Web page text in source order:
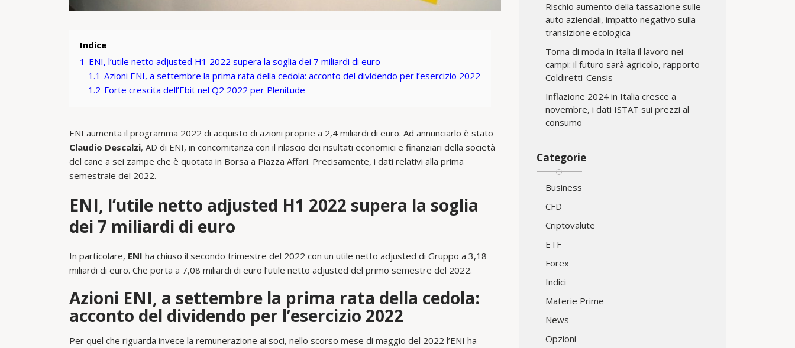
Indice
1 ENI, l’utile netto adjusted H1 2022 supera la soglia dei 7 miliardi di euro
1.1 Azioni ENI, a settembre la prima rata della cedola: acconto del dividendo per l’esercizio 2022
1.2 Forte crescita dell’Ebit nel Q2 2022 per Plenitude
ENI aumenta il programma 2022 di acquisto di azioni proprie a 2,4 miliardi di euro. Ad annunciarlo è stato
Claudio Descalzi, AD di ENI, in concomitanza con il rilascio dei risultati economici e finanziari della società
del cane a sei zampe che è quotata in Borsa a Piazza Affari. Precisamente, i dati relativi alla prima
semestrale del 2022.
ENI, l’utile netto adjusted H1 2022 supera la soglia
dei 7 miliardi di euro
In particolare, ENI ha chiuso il secondo trimestre del 2022 con un utile netto adjusted di Gruppo a 3,18
miliardi di euro. Che porta a 7,08 miliardi di euro l’utile netto adjusted del primo semestre del 2022.
Azioni ENI, a settembre la prima rata della cedola:
acconto del dividendo per l’esercizio 2022
Per quel che riguarda invece la remunerazione ai soci, nello scorso mese di maggio del 2022 l’ENI ha
Rischio aumento della tassazione sulle
auto aziendali, impatto negativo sulla
transizione ecologica
Torna di moda in Italia il lavoro nei
campi: il futuro sarà agricolo, rapporto
Coldiretti-Censis
Inflazione 2024 in Italia cresce a
novembre, i dati ISTAT sui prezzi al
consumo
Categorie
Business
CFD
Criptovalute
ETF
Forex
Indici
Materie Prime
News
Opzioni